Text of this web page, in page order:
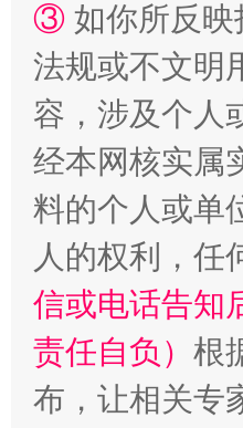
招工难、用工荒背
③ 如你所反
法规或不文明
容，涉及个人
经本网核实属
料的个人或单
人的权利，任
信或电话告知
责任自负） 根
布，让相关专